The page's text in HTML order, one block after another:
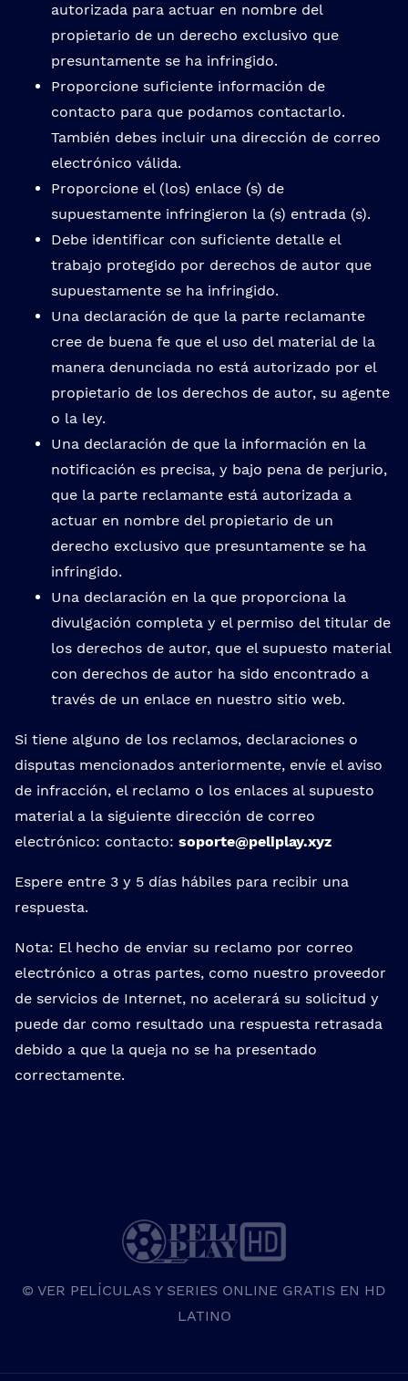
autorizada para actuar en nombre del
propietario de un derecho exclusivo que
presuntamente se ha infringido.
Proporcione suficiente información de
contacto para que podamos contactarlo.
También debes incluir una dirección de correo
electrónico válida.
Proporcione el (los) enlace (s) de
supuestamente infringieron la (s) entrada (s).
Debe identificar con suficiente detalle el
trabajo protegido por derechos de autor que
supuestamente se ha infringido.
Una declaración de que la parte reclamante
cree de buena fe que el uso del material de la
manera denunciada no está autorizado por el
propietario de los derechos de autor, su agente
o la ley.
Una declaración de que la información en la
notificación es precisa, y bajo pena de perjurio,
que la parte reclamante está autorizada a
actuar en nombre del propietario de un
derecho exclusivo que presuntamente se ha
infringido.
Una declaración en la que proporciona la
divulgación completa y el permiso del titular de
los derechos de autor, que el supuesto material
con derechos de autor ha sido encontrado a
través de un enlace en nuestro sitio web.
Si tiene alguno de los reclamos, declaraciones o
disputas mencionados anteriormente, envíe el aviso
de infracción, el reclamo o los enlaces al supuesto
material a la siguiente dirección de correo
electrónico: contacto: soporte@peliplay.xyz
Espere entre 3 y 5 días hábiles para recibir una
respuesta.
Nota: El hecho de enviar su reclamo por correo
electrónico a otras partes, como nuestro proveedor
de servicios de Internet, no acelerará su solicitud y
puede dar como resultado una respuesta retrasada
debido a que la queja no se ha presentado
correctamente.
© VER PELÍCULAS Y SERIES ONLINE GRATIS EN HD
LATINO